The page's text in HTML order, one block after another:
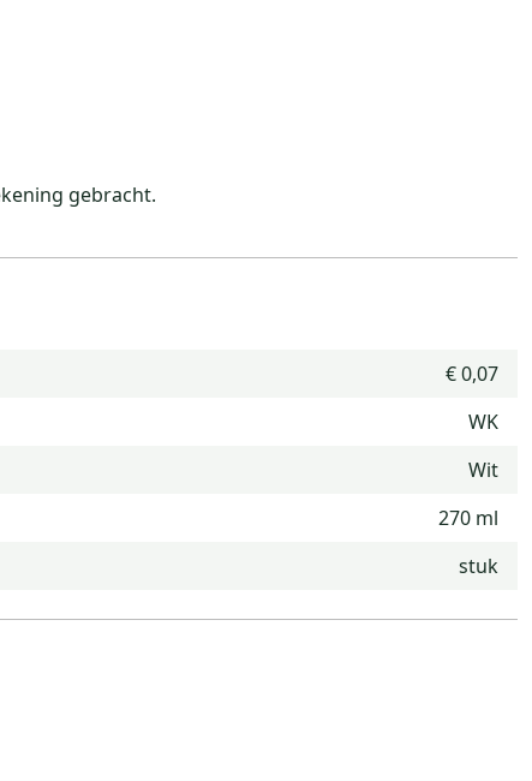
gebracht.
€ 0,07
WK
Wit
270 ml
stuk